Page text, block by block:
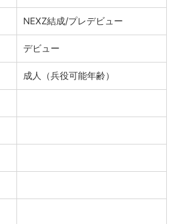
NEXZ結成/プレデビュー
デビュー
成人（兵役可能年齢）